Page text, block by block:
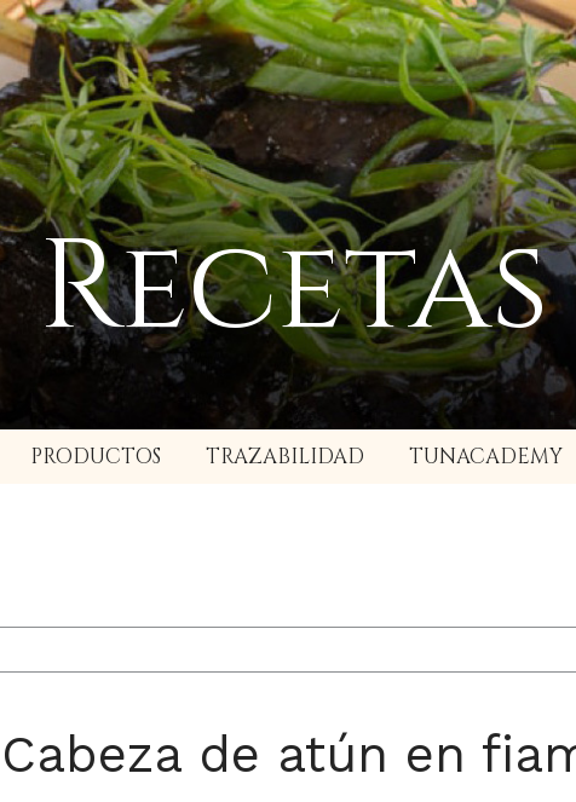
Recetas
PRODUCTOS TRAZABILIDAD TUNACADEMY
Cabeza de atún en